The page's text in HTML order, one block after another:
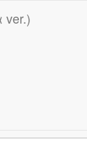
ver.)